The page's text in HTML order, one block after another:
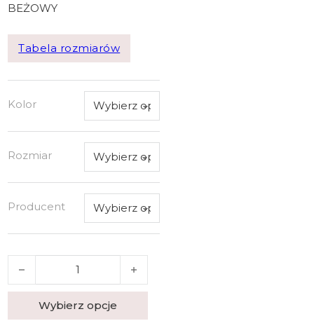
BEŻOWY
Tabela rozmiarów
Kolor
Rozmiar
Producent
ilość BIUSTONOSZ AVA 2255
Wybierz opcje